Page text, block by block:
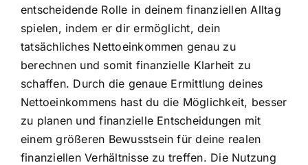
entscheidende Rolle in deinem finanziellen Alltag
spielen, indem er dir ermöglicht, dein
tatsächliches Nettoeinkommen genau zu
berechnen und somit finanzielle Klarheit zu
schaffen. Durch die genaue Ermittlung deines
Nettoeinkommens hast du die Möglichkeit, besser
zu planen und finanzielle Entscheidungen mit
einem größeren Bewusstsein für deine realen
finanziellen Verhältnisse zu treffen. Die Nutzung